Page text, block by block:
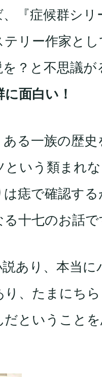
『症候群シ
テリー作家と
？と不思議
面白い！
る一族の歴
という類まれ
痣で確認す
十七のお話で
あり、本当
、たまにち
ということを